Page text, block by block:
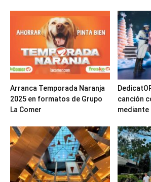
Arranca Temporada Naranja
2025 en formatos de Grupo
La Comer
canción
mediante